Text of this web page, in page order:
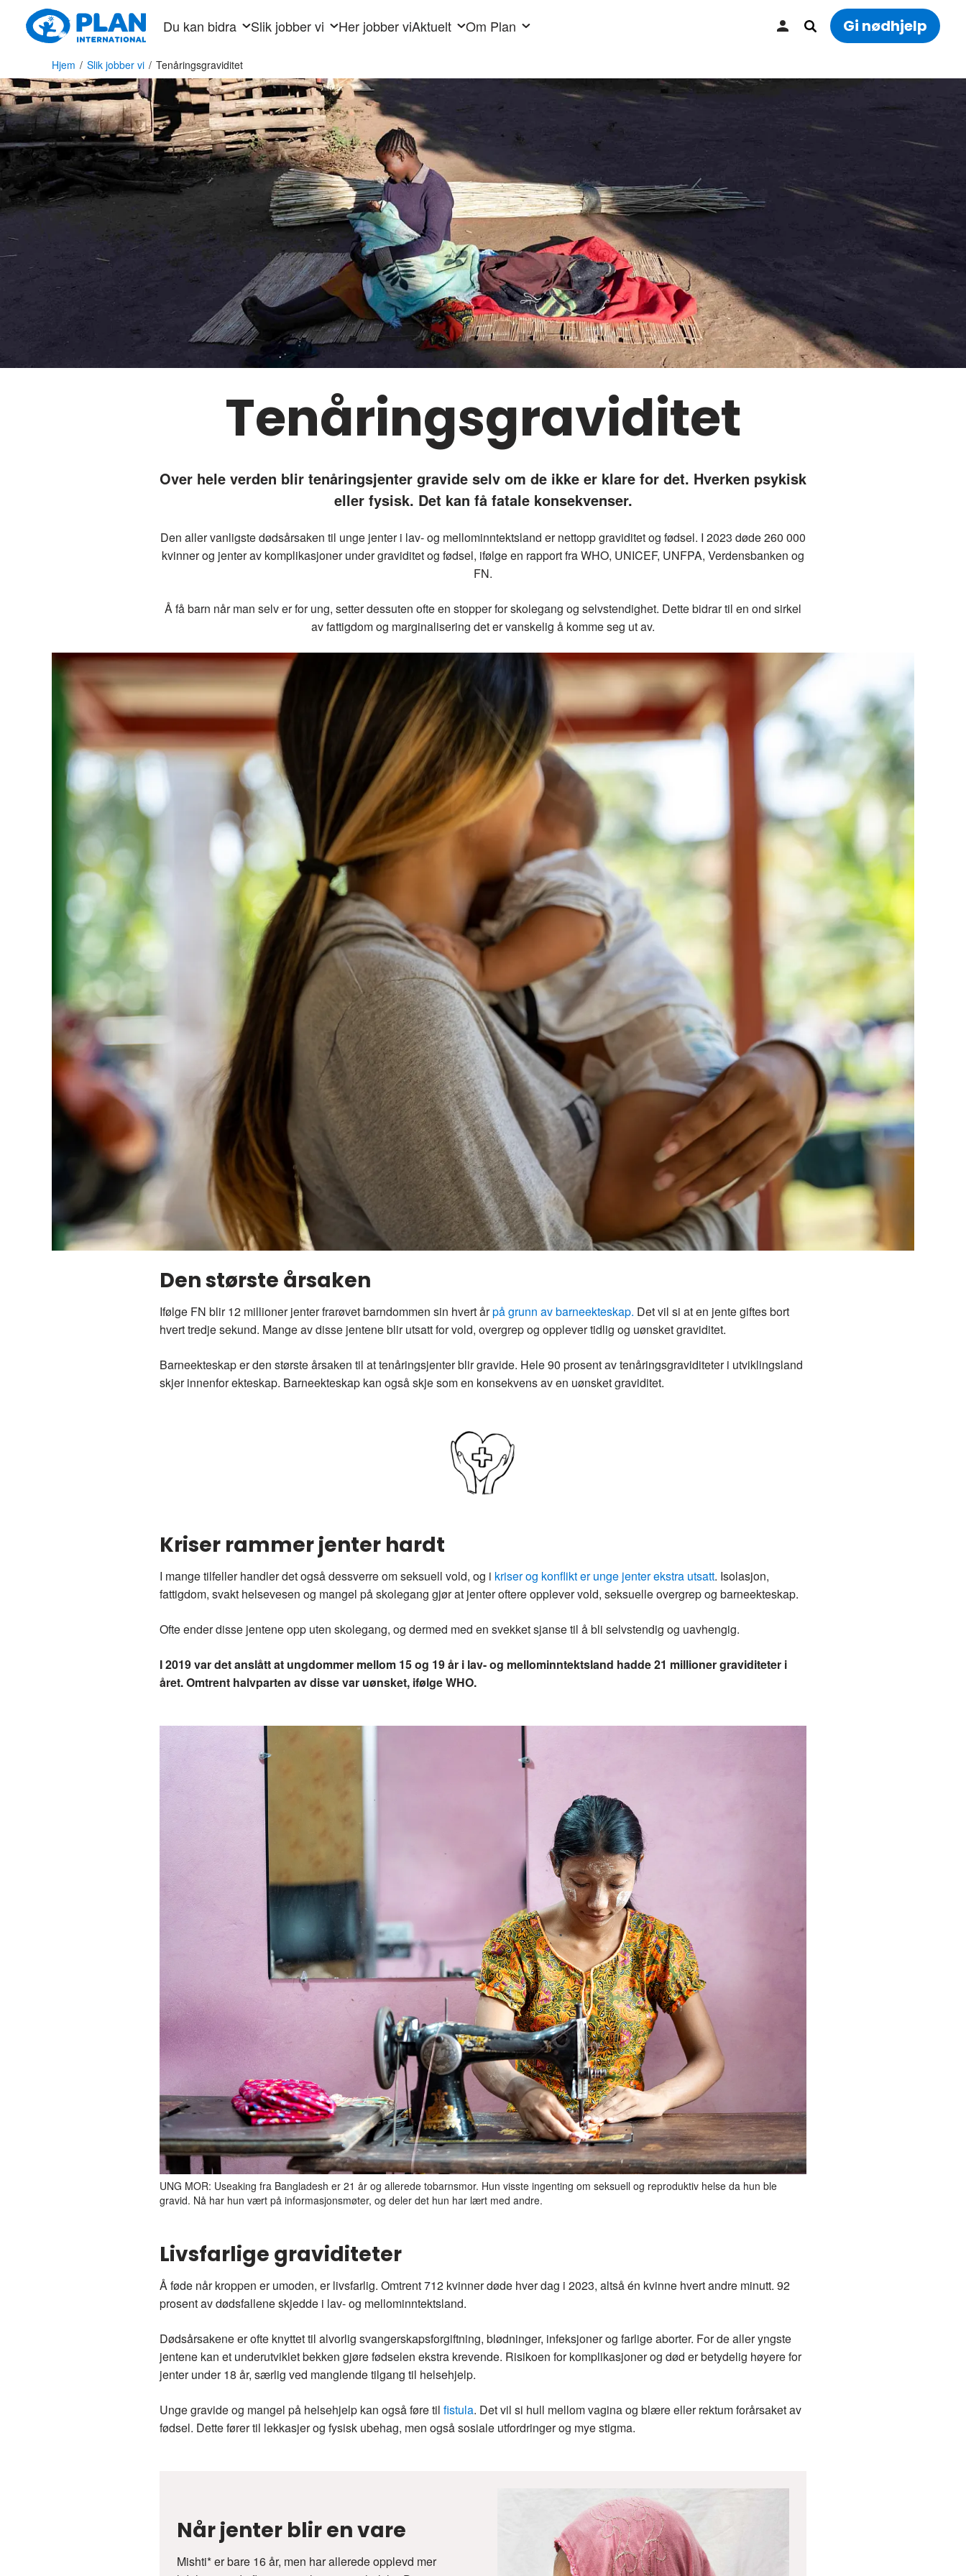
hovedinnhold
Du kan bidra Slik jobber vi Her jobber viAktuelt Om Plan Gi nødhjelp
Hjem / Slik jobber vi / Tenåringsgraviditet
Tenåringsgraviditet
Over hele verden blir tenåringsjenter gravide selv om de ikke er klare for det. Hverken psykisk
eller fysisk. Det kan få fatale konsekvenser.
Den aller vanligste dødsårsaken til unge jenter i lav- og mellominntektsland er nettopp graviditet og fødsel. I 2023 døde 260 000
kvinner og jenter av komplikasjoner under graviditet og fødsel, ifølge en rapport fra WHO, UNICEF, UNFPA, Verdensbanken og
FN.
Å få barn når man selv er for ung, setter dessuten ofte en stopper for skolegang og selvstendighet. Dette bidrar til en ond sirkel
av fattigdom og marginalisering det er vanskelig å komme seg ut av.
Den største årsaken
Ifølge FN blir 12 millioner jenter frarøvet barndommen sin hvert årpå grunn av barneekteskap. Det vil si at en jente giftes bort
hvert tredje sekund. Mange av disse jentene blir utsatt for vold, overgrep og opplever tidlig og uønsket graviditet.
Barneekteskap er den største årsaken til at tenåringsjenter blir gravide. Hele 90 prosent av tenåringsgraviditeter i utviklingsland
skjer innenfor ekteskap. Barneekteskap kan også skje som en konsekvens av en uønsket graviditet.
Kriser rammer jenter hardt
I mange tilfeller handler det også dessverre om seksuell vold, og i kriser og konflikt er unge jenter ekstra utsatt. Isolasjon,
fattigdom, svakt helsevesen og mangel på skolegang gjør at jenter oftere opplever vold, seksuelle overgrep og barneekteskap.
Ofte ender disse jentene opp uten skolegang, og dermed med en svekket sjanse til å bli selvstendig og uavhengig.
I 2019 var det anslått at ungdommer mellom 15 og 19 år i lav- og mellominntektsland hadde 21 millioner graviditeter i
året. Omtrent halvparten av disse var uønsket, ifølge WHO.
UNG MOR: Useaking fra Bangladesh er 21 år og allerede tobarnsmor. Hun visste ingenting om seksuell og reproduktiv helse da hun ble
gravid. Nå har hun vært på informasjonsmøter, og deler det hun har lært med andre.
Livsfarlige graviditeter
Å føde når kroppen er umoden, er livsfarlig. Omtrent 712 kvinner døde hver dag i 2023, altså én kvinne hvert andre minutt. 92
prosent av dødsfallene skjedde i lav- og mellominntektsland.
Dødsårsakene er ofte knyttet til alvorlig svangerskapsforgiftning, blødninger, infeksjoner og farlige aborter. For de aller yngste
jentene kan et underutviklet bekken gjøre fødselen ekstra krevende. Risikoen for komplikasjoner og død er betydelig høyere for
jenter under 18 år, særlig ved manglende tilgang til helsehjelp.
Unge gravide og mangel på helsehjelp kan også føre til fistula. Det vil si hull mellom vagina og blære eller rektum forårsaket av
fødsel. Dette fører til lekkasjer og fysisk ubehag, men også sosiale utfordringer og mye stigma.
Når jenter blir en vare
Mishti* er bare 16 år, men har allerede opplevd mer